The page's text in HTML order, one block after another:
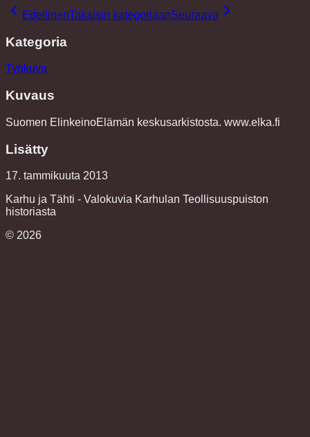
EdellinenTakaisin kategoriaanSeuraava
Kategoria
Työkuva
Kuvaus
Suomen ElinkeinoElämän keskusarkistosta. www.elka.fi
Lisätty
17. tammikuuta 2013
Karhu ja Tähti - Valokuvia Karhulan Teollisuuspuiston
historiasta
© 2026